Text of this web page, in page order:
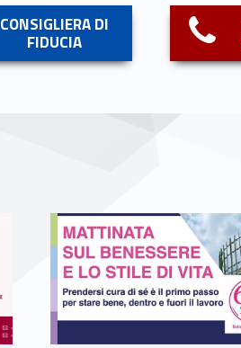
CONSIGLIERA DI
FIDUCIA